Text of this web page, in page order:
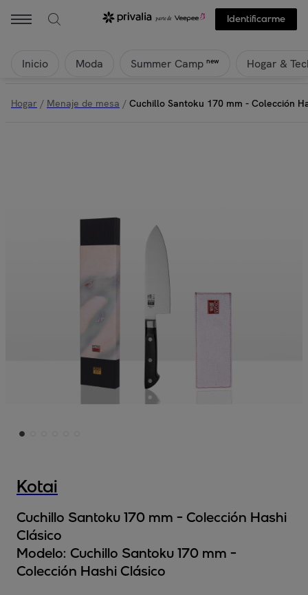
Identificarme
Inicio Moda Summer Camp new Hogar &
Hogar / Menaje de mesa / Cuchillo Santoku 170 mm - Colección
Kotai
Cuchillo Santoku 170 mm - Colección Hashi
Clásico
Modelo: Cuchillo Santoku 170 mm -
Colección Hashi Clásico